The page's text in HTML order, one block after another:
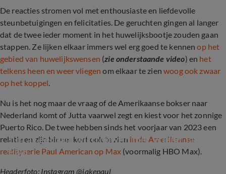
De reacties stromen vol met enthousiaste en liefdevolle
steunbetuigingen en felicitaties. De geruchten gingen al langer
dat de twee ieder moment in het huwelijksbootje zouden gaan
stappen. Ze lijken elkaar immers wel erg goed te kennenop het
gebied van huwelijkswensen (zie onderstaande video) en het
telkens heen en weer vliegen om elkaar te zienwoog ook zwaar
op het koppel.
Nu is het nog maar de vraag of de Amerikaanse bokser naar
Nederland komt of Jutta vaarwel zegt en kiest voor het zonnige
Puerto Rico. De twee hebben sinds het voorjaar van 2023 een
relatie en zijn binnenkort ook te zien in de Amerikaanse
realityserie Paul American op Max (voormalig HBO Max).
Jutta Leerdam wil trouwen met vriend Jake
Paul
Headerfoto: Instagram @jakepaul